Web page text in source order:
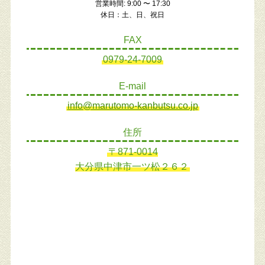
営業時間: 9:00 〜 17:30
休日：土、日、祝日
FAX
0979-24-7009
E-mail
info@marutomo-kanbutsu.co.jp
住所
〒871-0014
大分県中津市一ツ松２６２